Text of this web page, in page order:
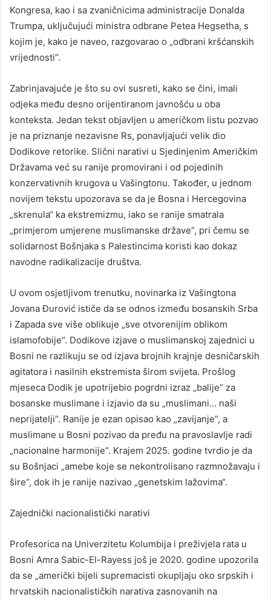
Kongresa, kao i sa zvaničnicima administracije Donalda
Trumpa, uključujući ministra odbrane Petea Hegsetha, s
kojim je, kako je naveo, razgovarao o „odbrani kršćanskih
vrijednosti“.
Zabrinjavajuće je što su ovi susreti, kako se čini, imali
odjeka među desno orijentiranom javnošću u oba
konteksta. Jedan tekst objavljen u američkom listu pozvao
je na priznanje nezavisne Rs, ponavljajući velik dio
Dodikove retorike. Slični narativi u Sjedinjenim Američkim
Državama već su ranije promovirani i od pojedinih
konzervativnih krugova u Vašingtonu. Također, u jednom
novijem tekstu upozorava se da je Bosna i Hercegovina
„skrenula“ ka ekstremizmu, iako se ranije smatrala
„primjerom umjerene muslimanske države“, pri čemu se
solidarnost Bošnjaka s Palestincima koristi kao dokaz
navodne radikalizacije društva.
U ovom osjetljivom trenutku, novinarka iz Vašingtona
Jovana Đurović ističe da se odnos između bosanskih Srba
i Zapada sve više oblikuje „sve otvorenijim oblikom
islamofobije“. Dodikove izjave o muslimanskoj zajednici u
Bosni ne razlikuju se od izjava brojnih krajnje desničarskih
agitatora i nasilnih ekstremista širom svijeta. Prošlog
mjeseca Dodik je upotrijebio pogrdni izraz „balije“ za
bosanske muslimane i izjavio da su „muslimani… naši
neprijatelji“. Ranije je ezan opisao kao „zavijanje“, a
muslimane u Bosni pozivao da pređu na pravoslavlje radi
„nacionalne harmonije“. Krajem 2025. godine tvrdio je da
su Bošnjaci „amebe koje se nekontrolisano razmnožavaju i
šire“, dok ih je ranije nazivao „genetskim lažovima“.
Zajednički nacionalistički narativi
Profesorica na Univerzitetu Kolumbija i preživjela rata u
Bosni Amra Sabic-El-Rayess još je 2020. godine upozorila
da se „američki bijeli supremacisti okupljaju oko srpskih i
hrvatskih nacionalističkih narativa zasnovanih na